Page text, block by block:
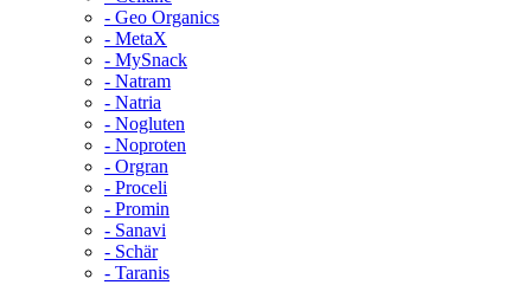
- Geo Organics
- MetaX
- MySnack
- Natram
- Natria
- Nogluten
- Noproten
- Orgran
- Proceli
- Promin
- Sanavi
- Schär
- Taranis